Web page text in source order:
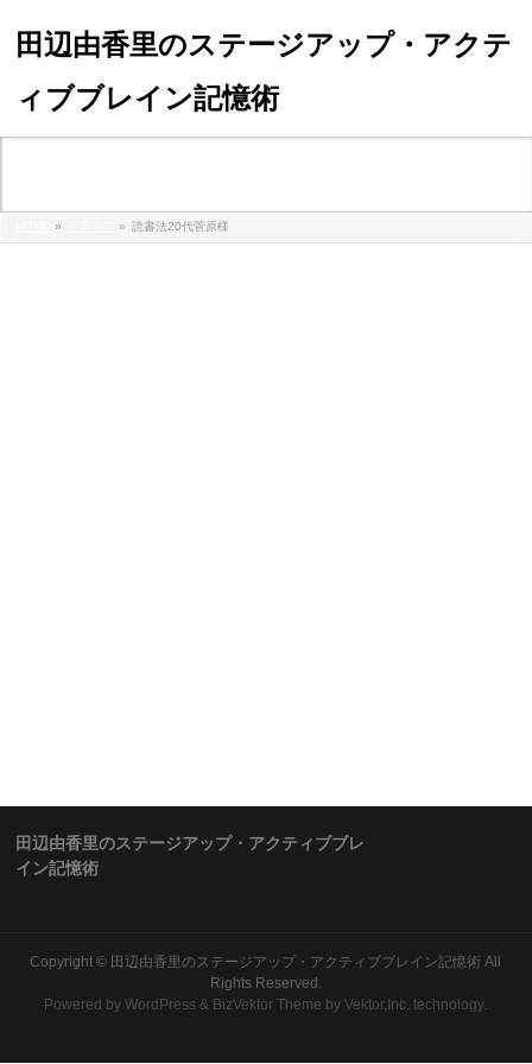
田辺由香里のステージアップ・アクテ
ィブブレイン記憶術
» » 読書法20代菅原様
田辺由香里のステージアップ・アクティブブレ
イン記憶術
Copyright © 田辺由香里のステージアップ・アクティブブレイン記憶術 All
Rights Reserved.
Powered byWordPress & BizVektor Theme by Vektor,Inc. technology.